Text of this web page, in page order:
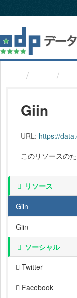
キ
プ
し
て
Giin
URL: https://
このリソースの
リソース
Giin
Giin
ソーシャル
Twitter
Facebook